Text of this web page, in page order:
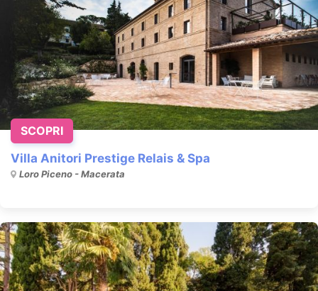
Villa Anitori Prestige Relais & Spa
Loro Piceno - Macerata
SCOPRI